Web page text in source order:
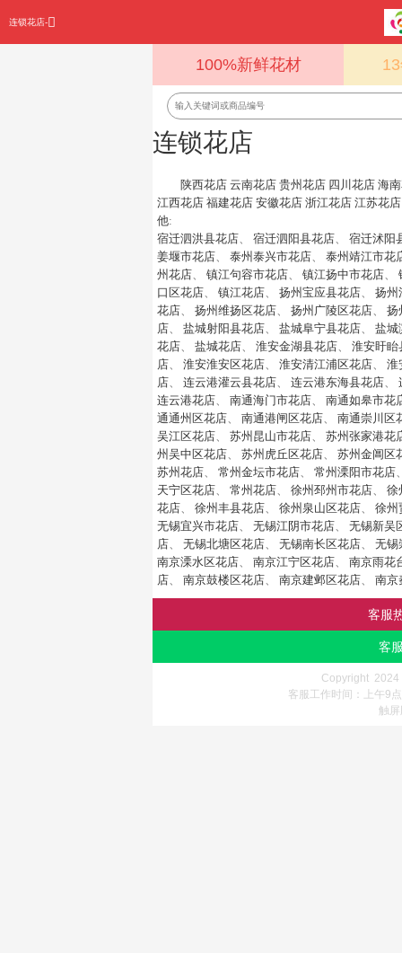
连锁花店-
100%新鲜花材
连锁花店
陕西花店 云南花店 贵州花店 四川花店 海
江西花店 福建花店 安徽花店 浙江花店 江苏花店
他:
宿迁泗洪县花店、 宿迁泗阳县花店、 宿迁沭阳
姜堰市花店、 泰州泰兴市花店、 泰州靖江市花
州花店、 镇江句容市花店、 镇江扬中市花店、
口区花店、 镇江花店、 扬州宝应县花店、 扬州
花店、 扬州维扬区花店、 扬州广陵区花店、 扬
店、 盐城射阳县花店、 盐城阜宁县花店、 盐城
花店、 盐城花店、 淮安金湖县花店、 淮安盱眙
店、 淮安淮安区花店、 淮安清江浦区花店、 淮
店、 连云港灌云县花店、 连云港东海县花店、
连云港花店、 南通海门市花店、 南通如皋市花
通通州区花店、 南通港闸区花店、 南通崇川区
吴江区花店、 苏州昆山市花店、 苏州张家港花
州吴中区花店、 苏州虎丘区花店、 苏州金阊区
苏州花店、 常州金坛市花店、 常州溧阳市花店
天宁区花店、 常州花店、 徐州邳州市花店、 徐
花店、 徐州丰县花店、 徐州泉山区花店、 徐州
无锡宜兴市花店、 无锡江阴市花店、 无锡新吴
店、 无锡北塘区花店、 无锡南长区花店、 无锡
南京溧水区花店、 南京江宁区花店、 南京雨花
店、 南京鼓楼区花店、 南京建邺区花店、 南京
客服
客
Copyright 2024
客服工作时间：上午9
触